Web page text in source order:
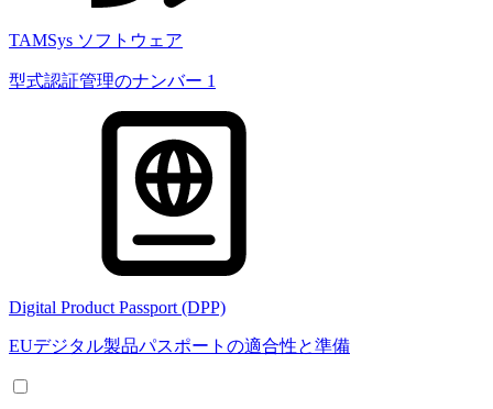
TAMSys ソフトウェア
型式認証管理のナンバー 1
Digital Product Passport (DPP)
EUデジタル製品パスポートの適合性と準備